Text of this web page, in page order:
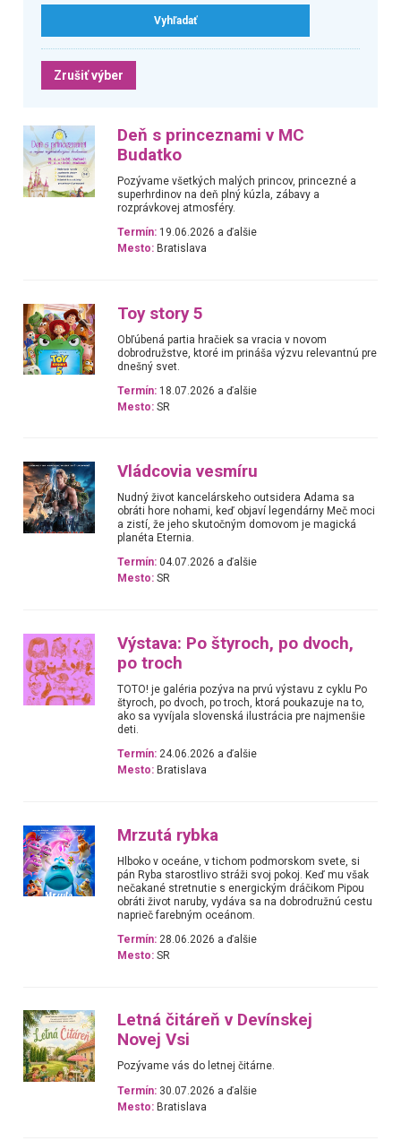
Zrušiť výber
Deň s princeznami v MC
Budatko
Pozývame všetkých malých princov, princezné a
superhrdinov na deň plný kúzla, zábavy a
rozprávkovej atmosféry.
Termín: 19.06.2026 a ďalšie
Mesto: Bratislava
Toy story 5
Obľúbená partia hračiek sa vracia v novom
dobrodružstve, ktoré im prináša výzvu relevantnú pre
dnešný svet.
Termín: 18.07.2026 a ďalšie
Mesto: SR
Vládcovia vesmíru
Nudný život kancelárskeho outsidera Adama sa
obráti hore nohami, keď objaví legendárny Meč moci
a zistí, že jeho skutočným domovom je magická
planéta Eternia.
Termín: 04.07.2026 a ďalšie
Mesto: SR
Výstava: Po štyroch, po dvoch,
po troch
TOTO! je galéria pozýva na prvú výstavu z cyklu Po
štyroch, po dvoch, po troch, ktorá poukazuje na to,
ako sa vyvíjala slovenská ilustrácia pre najmenšie
deti.
Termín: 24.06.2026 a ďalšie
Mesto: Bratislava
Mrzutá rybka
Hlboko v oceáne, v tichom podmorskom svete, si
pán Ryba starostlivo stráži svoj pokoj. Keď mu však
nečakané stretnutie s energickým dráčikom Pipou
obráti život naruby, vydáva sa na dobrodružnú cestu
naprieč farebným oceánom.
Termín: 28.06.2026 a ďalšie
Mesto: SR
Letná čitáreň v Devínskej
Novej Vsi
Pozývame vás do letnej čitárne.
Termín: 30.07.2026 a ďalšie
Mesto: Bratislava